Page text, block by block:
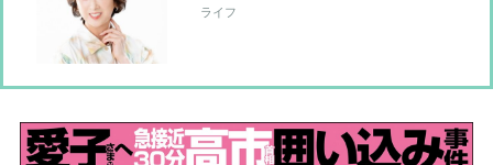
健康維持に欠かさない“特別グッズ”を
ライフ